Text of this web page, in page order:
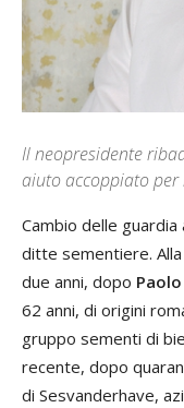
Il neopresidente
aiuto accoppiato
Cambio delle
ditte sementiere.
due anni, dopo
62 anni, di origini
gruppo sementi di
recente, dopo
di Sesvanderhave,